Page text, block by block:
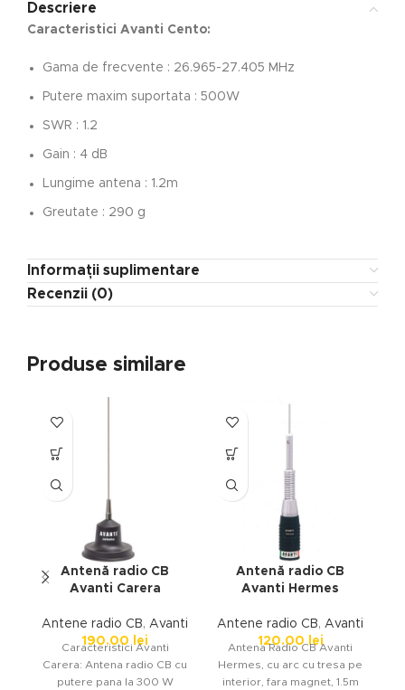
Descriere
Caracteristici Avanti Cento:
Gama de frecvente : 26.965-27.405 MHz
Putere maxim suportata : 500W
SWR : 1.2
Gain : 4 dB
Lungime antena : 1.2m
Greutate : 290 g
Informații suplimentare
Recenzii (0)
Produse similare
Antenă radio CB
Avanti Carera
Antene radio CB, Avanti
190.00 lei
Caracteristici Avanti
Carera: Antena radio CB cu
putere pana la 300 W
Antenă radio CB
Avanti Hermes
Antene radio CB, Avanti
120.00lei
Antena Radio CB Avanti
Hermes, cu arc cu tresa pe
interior, fara magnet, 1.5m